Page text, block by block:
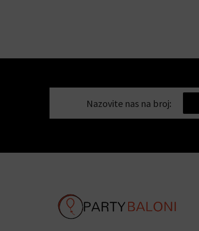
Nazovite nas na broj: